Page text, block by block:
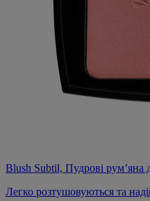
Blush Subtil, Пудрові рум’яна
Легко розтушовуються та